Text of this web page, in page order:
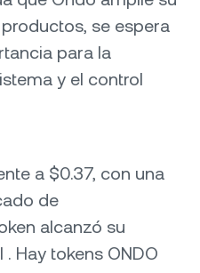
se espera
para la
y el control
a $0.37, con una
de
alcanzó su
Hay tokens ONDO